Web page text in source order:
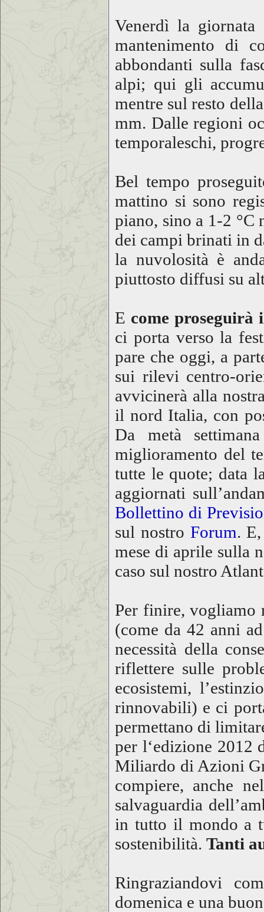
Venerdì la
mantenimento di
abbondanti sulla
alpi; qui gli
mentre sul resto
mm. Dalle regioni
temporaleschi,
Bel tempo
mattino si sono
piano, sino a 1-2 °C
dei campi brinati in
la nuvolosità è
piuttosto diffusi su
E come
ci porta verso la
pare che oggi, a
sui rilevi centro-
avvicinerà alla
il nord Italia, con
Da metà
miglioramento del
tutte le quote; data
aggiornati
Bollettino di
sul nostro Forum.
mese di aprile sulla
caso sul nostro
Per finire, vogliamo
(come da 42 anni
necessità della
riflettere sulle
ecosistemi,
rinnovabili) e ci
permettano di
per l‘edizione 2012
Miliardo di Azioni
compiere, anche
salvaguardia
in tutto il mondo a
sostenibilità. Tanti
Ringraziandovi
domenica e una